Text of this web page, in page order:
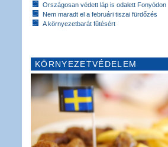
Országosan védett láp is odalett Fonyódon
Nem maradt el a februári tiszai fürdőzés
A környezetbarát fűtésért
KÖRNYEZETVÉDELEM